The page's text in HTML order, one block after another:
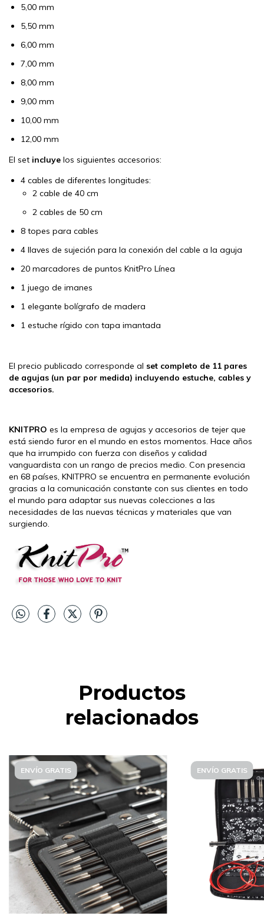
5,00 mm
5,50 mm
6,00 mm
7,00 mm
8,00 mm
9,00 mm
10,00 mm
12,00 mm
El set incluye los siguientes accesorios:
4 cables de diferentes longitudes:
2 cable de 40 cm
2 cables de 50 cm
8 topes para cables
4 llaves de sujeción para la conexión del cable a la aguja
20 marcadores de puntos KnitPro Línea
1 juego de imanes
1 elegante bolígrafo de madera
1 estuche rígido con tapa imantada
El precio publicado corresponde al set completo de 11 pares
de agujas (un par por medida) incluyendo estuche, cables y
accesorios.
KNITPRO es la empresa de agujas y accesorios de tejer que
está siendo furor en el mundo en estos momentos. Hace años
que ha irrumpido con fuerza con diseños y calidad
vanguardista con un rango de precios medio. Con presencia
en 68 países, KNITPRO se encuentra en permanente evolución
gracias a la comunicación constante con sus clientes en todo
el mundo para adaptar sus nuevas colecciones a las
necesidades de las nuevas técnicas y materiales que van
surgiendo.
Productos
relacionados
ENVÍO GRATIS ENVÍO GRATIS